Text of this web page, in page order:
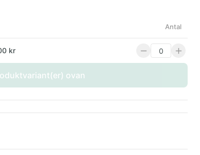
Antal
kr
ovan